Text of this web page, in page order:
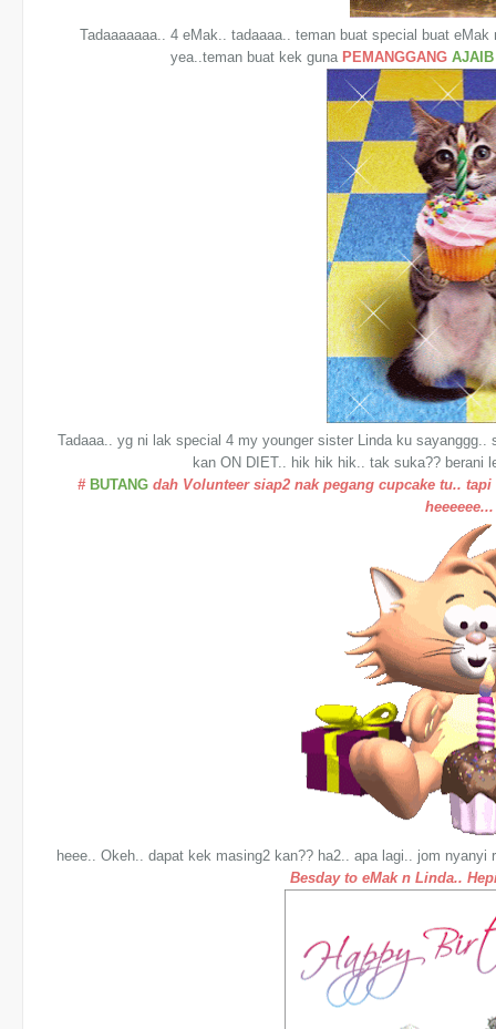
Tadaaaaaaa.. 4 eMak.. tadaaaa.. teman buat special buat
yea..teman buat kek guna PEMANGGANG AJAIB
Tadaaa.. yg ni lak special 4 my younger sister Linda ku
kan ON DIET.. hik hik hik.. tak suka?? berani
# BUTANG dah Volunteer siap2 nak pegang cupcake tu..
heeeeee...
heee.. Okeh.. dapat kek masing2 kan?? ha2.. apa lagi.. jom
Besday to eMak n Linda..